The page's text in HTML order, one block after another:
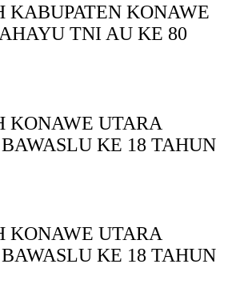
KABUPATEN KONAWE
TNI AU KE 80
KONAWE UTARA
KE 18 TAHUN
KONAWE UTARA
KE 18 TAHUN